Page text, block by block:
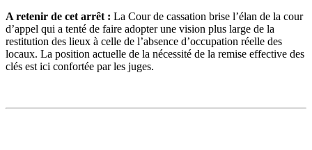
A retenir de cet arrêt : La Cour de cassation brise l’élan de la cour
d’appel qui a tenté de faire adopter une vision plus large de la
restitution des lieux à celle de l’absence d’occupation réelle des
locaux. La position actuelle de la nécessité de la remise effective des
clés est ici confortée par les juges.